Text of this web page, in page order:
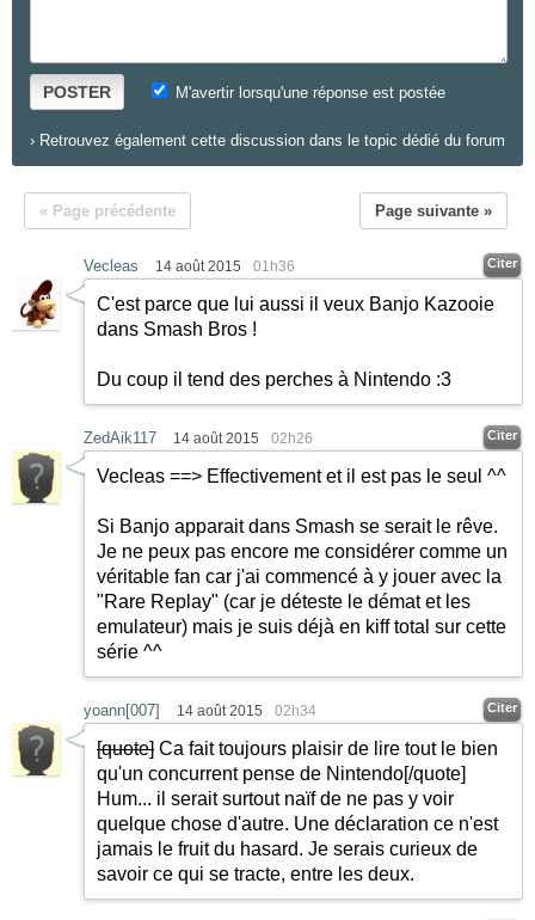
POSTER M'avertir lorsqu'une réponse est postée
› Retrouvez également cette discussion dans le topic dédié du forum
« Page précédente Page suivante »
Vecleas 14 août 2015 01h36 Citer
C'est parce que lui aussi il veux Banjo Kazooie
dans Smash Bros !
Du coup il tend des perches à Nintendo :3
ZedAik117 14 août 2015 02h26 Citer
Vecleas ==> Effectivement et il est pas le seul ^^
Si Banjo apparait dans Smash se serait le rêve.
Je ne peux pas encore me considérer comme un
véritable fan car j'ai commencé à y jouer avec la
"Rare Replay" (car je déteste le démat et les
emulateur) mais je suis déjà en kiff total sur cette
série ^^
yoann[007] 14 août 2015 02h34 Citer
[quote] Ca fait toujours plaisir de lire tout le bien
qu'un concurrent pense de Nintendo[/quote]
Hum... il serait surtout naïf de ne pas y voir
quelque chose d'autre. Une déclaration ce n'est
jamais le fruit du hasard. Je serais curieux de
savoir ce qui se tracte, entre les deux.